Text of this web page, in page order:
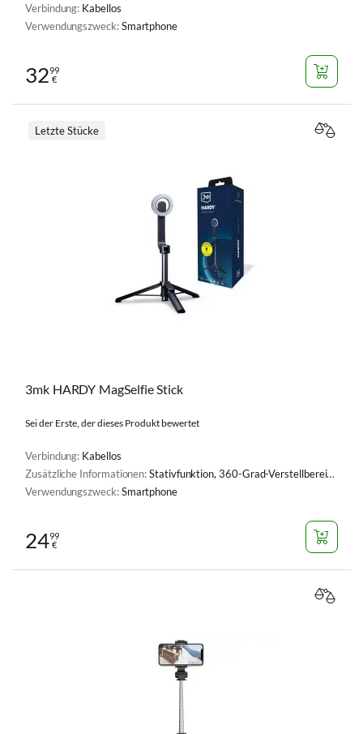
Verbindung: Kabellos
Verwendungszweck:Smartphone
3299
€
3mk HARDY MagSelfie Stick
Sei der Erste, der dieses Produkt bewertet
Verbindung: Kabellos
Zusätzliche Informationen:Stativfunktion, 360-Grad-Verstellbereich, MagSafe Technologie
Verwendungszweck:Smartphone
Letzte Stücke
2499
€